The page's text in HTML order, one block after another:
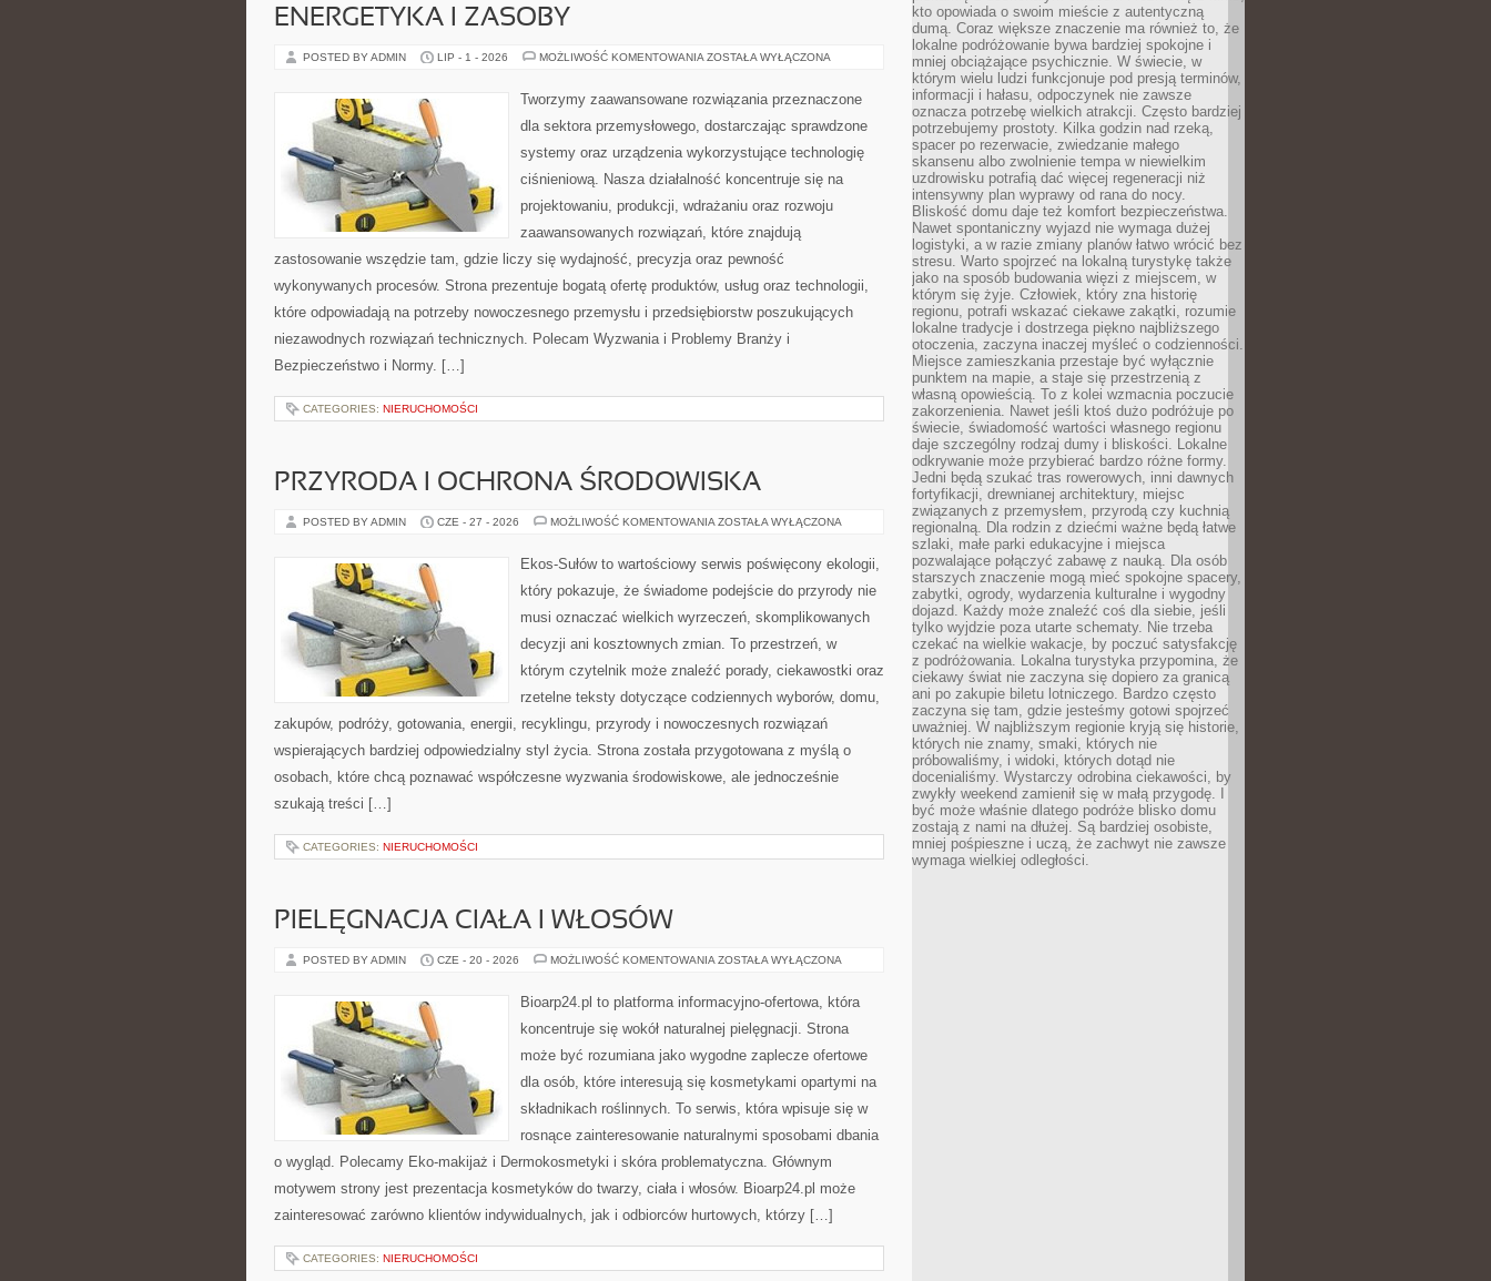
ENERGETYKA I ZASOBY
POSTED BY ADMIN LIP - 1 - 2026 MOŻLIWOŚĆ KOMENTOWANIA ENERGETYKA
ZOSTAŁA WYŁĄCZONA
Tworzymy zaawansowane rozwiązania przeznaczone
dla sektora przemysłowego, dostarczając sprawdzone
systemy oraz urządzenia wykorzystujące technologię
ciśnieniową. Nasza działalność koncentruje się na
projektowaniu, produkcji, wdrażaniu oraz rozwoju
zaawansowanych rozwiązań, które znajdują
zastosowanie wszędzie tam, gdzie liczy się wydajność, precyzja oraz pewność
wykonywanych procesów. Strona prezentuje bogatą ofertę produktów, usług oraz technologii,
które odpowiadają na potrzeby nowoczesnego przemysłu i przedsiębiorstw poszukujących
niezawodnych rozwiązań technicznych. Polecam Wyzwania i Problemy Branży i
Bezpieczeństwo i Normy. […]
CATEGORIES: NIERUCHOMOŚCI
PRZYRODA I OCHRONA ŚRODOWISKA
POSTED BY ADMIN CZE - 27 - 2026 MOŻLIWOŚĆ KOMENTOWANIA PRZYRODA
ŚRODOWISKA
ZOSTAŁA WYŁĄCZONA
Ekos-Sułów to wartościowy serwis poświęcony ekologii,
który pokazuje, że świadome podejście do przyrody nie
musi oznaczać wielkich wyrzeczeń, skomplikowanych
decyzji ani kosztownych zmian. To przestrzeń, w
którym czytelnik może znaleźć porady, ciekawostki oraz
rzetelne teksty dotyczące codziennych wyborów, domu,
zakupów, podróży, gotowania, energii, recyklingu, przyrody i nowoczesnych rozwiązań
wspierających bardziej odpowiedzialny styl życia. Strona została przygotowana z myślą o
osobach, które chcą poznawać współczesne wyzwania środowiskowe, ale jednocześnie
szukają treści […]
CATEGORIES: NIERUCHOMOŚCI
PIELĘGNACJA CIAŁA I WŁOSÓW
POSTED BY ADMIN CZE - 20 - 2026 MOŻLIWOŚĆ KOMENTOWANIA PIELĘGNACJA
WŁOSÓW
ZOSTAŁA WYŁĄCZONA
Bioarp24.pl to platforma informacyjno-ofertowa, która
koncentruje się wokół naturalnej pielęgnacji. Strona
może być rozumiana jako wygodne zaplecze ofertowe
dla osób, które interesują się kosmetykami opartymi na
składnikach roślinnych. To serwis, która wpisuje się w
rosnące zainteresowanie naturalnymi sposobami dbania
o wygląd. Polecamy Eko-makijaż i Dermokosmetyki i skóra problematyczna. Głównym
motywem strony jest prezentacja kosmetyków do twarzy, ciała i włosów. Bioarp24.pl może
zainteresować zarówno klientów indywidualnych, jak i odbiorców hurtowych, którzy […]
CATEGORIES: NIERUCHOMOŚCI
kto opowiada o swoim mieście z autentyczną
dumą. Coraz większe znaczenie ma również to, że
lokalne podróżowanie bywa bardziej spokojne i
mniej obciążające psychicznie. W świecie, w
którym wielu ludzi funkcjonuje pod presją terminów,
informacji i hałasu, odpoczynek nie zawsze
oznacza potrzebę wielkich atrakcji. Często bardziej
potrzebujemy prostoty. Kilka godzin nad rzeką,
spacer po rezerwacie, zwiedzanie małego
skansenu albo zwolnienie tempa w niewielkim
uzdrowisku potrafią dać więcej regeneracji niż
intensywny plan wyprawy od rana do nocy.
Bliskość domu daje też komfort bezpieczeństwa.
Nawet spontaniczny wyjazd nie wymaga dużej
logistyki, a w razie zmiany planów łatwo wrócić bez
stresu. Warto spojrzeć na lokalną turystykę także
jako na sposób budowania więzi z miejscem, w
którym się żyje. Człowiek, który zna historię
regionu, potrafi wskazać ciekawe zakątki, rozumie
lokalne tradycje i dostrzega piękno najbliższego
otoczenia, zaczyna inaczej myśleć o codzienności.
Miejsce zamieszkania przestaje być wyłącznie
punktem na mapie, a staje się przestrzenią z
własną opowieścią. To z kolei wzmacnia poczucie
zakorzenienia. Nawet jeśli ktoś dużo podróżuje po
świecie, świadomość wartości własnego regionu
daje szczególny rodzaj dumy i bliskości. Lokalne
odkrywanie może przybierać bardzo różne formy.
Jedni będą szukać tras rowerowych, inni dawnych
fortyfikacji, drewnianej architektury, miejsc
związanych z przemysłem, przyrodą czy kuchnią
regionalną. Dla rodzin z dziećmi ważne będą łatwe
szlaki, małe parki edukacyjne i miejsca
pozwalające połączyć zabawę z nauką. Dla osób
starszych znaczenie mogą mieć spokojne spacery,
zabytki, ogrody, wydarzenia kulturalne i wygodny
dojazd. Każdy może znaleźć coś dla siebie, jeśli
tylko wyjdzie poza utarte schematy. Nie trzeba
czekać na wielkie wakacje, by poczuć satysfakcję
z podróżowania. Lokalna turystyka przypomina, że
ciekawy świat nie zaczyna się dopiero za granicą
ani po zakupie biletu lotniczego. Bardzo często
zaczyna się tam, gdzie jesteśmy gotowi spojrzeć
uważniej. W najbliższym regionie kryją się historie,
których nie znamy, smaki, których nie
próbowaliśmy, i widoki, których dotąd nie
docenialiśmy. Wystarczy odrobina ciekawości, by
zwykły weekend zamienił się w małą przygodę. I
być może właśnie dlatego podróże blisko domu
zostają z nami na dłużej. Są bardziej osobiste,
mniej pośpieszne i uczą, że zachwyt nie zawsze
wymaga wielkiej odległości.